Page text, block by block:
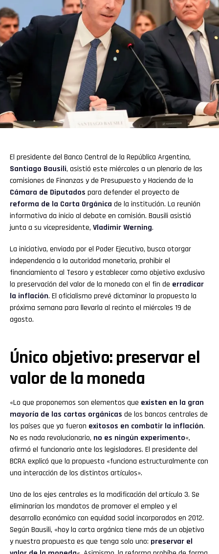
El presidente del Banco Central de la República Argentina,
Santiago Bausili, asistió este miércoles a un plenario de las
comisiones de Finanzas y de Presupuesto y Hacienda de la
Cámara de Diputados para defender el proyecto de
reforma de la Carta Orgánica de la institución. La reunión
informativa da inicio al debate en comisión. Bausili asistió
junta a su vicepresidente, Vladimir Werning.
La iniciativa, enviada por el Poder Ejecutivo, busca otorgar
independencia a la autoridad monetaria, prohibir el
financiamiento al Tesoro y establecer como objetivo exclusivo
la preservación del valor de la moneda con el fin de erradicar
la inflación. El oficialismo prevé dictaminar la propuesta la
próxima semana para llevarla al recinto el miércoles 19 de
agosto.
Único objetivo: preservar el
valor de la moneda
«Lo que proponemos son elementos que existen en la gran
mayoría de las cartas orgánicas de los bancos centrales de
los países que ya fueron exitosos en combatir la inflación.
No es nada revolucionario, no es ningún experimento«,
afirmó el funcionario ante los legisladores. El presidente del
BCRA explicó que la propuesta «funciona estructuralmente con
una interacción de los distintos artículos».
Uno de los ejes centrales es la modificación del artículo 3. Se
eliminarían los mandatos de promover el empleo y el
desarrollo económico con equidad social incorporados en 2012.
Según Bausili, «hoy la carta orgánica tiene más de un objetivo
y nuestra propuesta es que tenga solo uno: preservar el